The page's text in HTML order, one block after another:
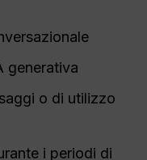
generativa
o di utilizzo
i periodi di